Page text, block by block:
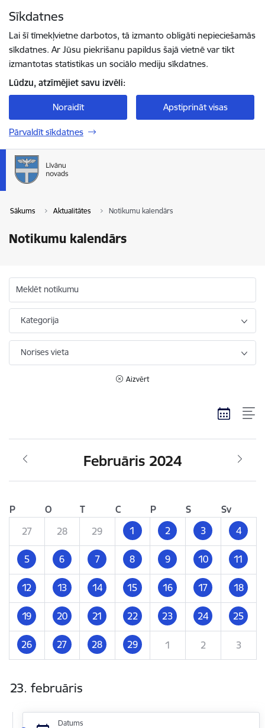
Sīkdatnes
Lai šī tīmekļvietne darbotos, tā izmanto obligāti nepieciešamās
sīkdatnes. Ar Jūsu piekrišanu papildus šajā vietnē var tikt
izmantotas statistikas un sociālo mediju sīkdatnes.
Lūdzu, atzīmējiet savu izvēli:
Noraidīt Apstiprināt visas
Pārvaldīt sīkdatnes
Sākums Aktualitātes Notikumu kalendārs
Notikumu kalendārs
Meklēt notikumu
Kategorija
Norises vieta
Aizvērt
Februāris 2024
P O T C P S
Sv
27
28 29 1 2 3 4
5 6 7 8 9 10 11
12 13 14 15 16 17 18
19 20 21 22 23 24 25
26 27 28 29 1 2 3
23. februāris
Datums